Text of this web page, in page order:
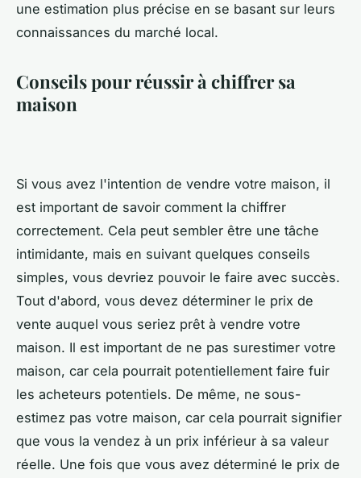
une estimation plus précise en se basant sur leurs
connaissances du marché local.
Conseils pour réussir à chiffrer sa
maison
Si vous avez l'intention de vendre votre maison, il
est important de savoir comment la chiffrer
correctement. Cela peut sembler être une tâche
intimidante, mais en suivant quelques conseils
simples, vous devriez pouvoir le faire avec succès.
Tout d'abord, vous devez déterminer le prix de
vente auquel vous seriez prêt à vendre votre
maison. Il est important de ne pas surestimer votre
maison, car cela pourrait potentiellement faire fuir
les acheteurs potentiels. De même, ne sous-
estimez pas votre maison, car cela pourrait signifier
que vous la vendez à un prix inférieur à sa valeur
réelle. Une fois que vous avez déterminé le prix de